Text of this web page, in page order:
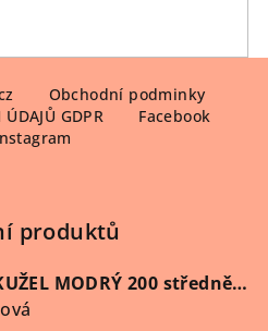
Obchodní podminky
GDPR
Facebook
produktů
FRÉZA KARBID KUŽEL MODRÝ 200 středně hrubý (Vybrat průměr)
je 5 z 5 hvězdiček.